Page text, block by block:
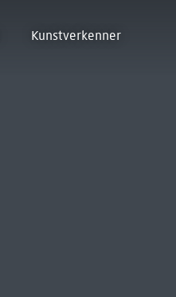
Kunstverkenner